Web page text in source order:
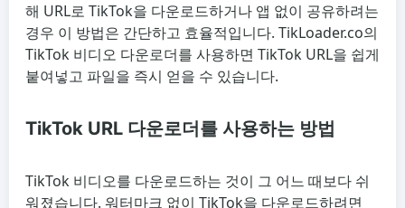
해 URL로 TikTok을 다운로드하거나 앱 없이 공유하려는
경우 이 방법은 간단하고 효율적입니다. TikLoader.co의
TikTok 비디오 다운로더를 사용하면 TikTok URL을 쉽게
붙여넣고 파일을 즉시 얻을 수 있습니다.
TikTok URL 다운로더를 사용하는 방법
TikTok 비디오를 다운로드하는 것이 그 어느 때보다 쉬
워졌습니다. 워터마크 없이 TikTok을 다운로드하려면